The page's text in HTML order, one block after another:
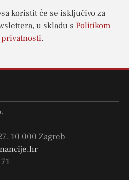
koristit će se isključivo za
u skladu s Politikom
privatnosti.
10 000 Zagreb